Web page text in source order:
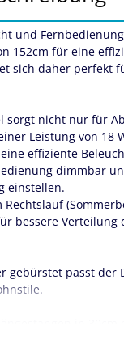
und
152cm für eine
sich daher perfekt
sorgt nicht nur für
Leistung von 18
effiziente
dimmbar
einstellen.
bessere Verteilung
gebürstet passt der